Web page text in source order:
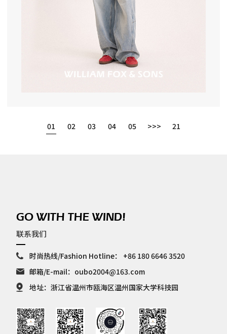
01 02 03 04 05 >>> 21
GO WITH THE WIND!
联系我们
时尚热线/Fashion Hotline：
+86 180 6646 3520
邮箱/E-mail： oubo2004@163.com
地址：浙江省温州市瓯海区温州国家大学科技园